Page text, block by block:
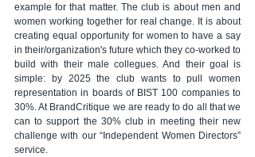
example for that matter. The club is about men and
women working together for real change. It is about
creating equal opportunity for women to have a say
in their/organization's future which they co-worked to
build with their male collegues. And their goal is
simple: by 2025 the club wants to pull women
representation in boards of BIST 100 companies to
30%. At BrandCritique we are ready to do all that we
can to support the 30% club in meeting their new
challenge with our “Independent Women Directors”
service.